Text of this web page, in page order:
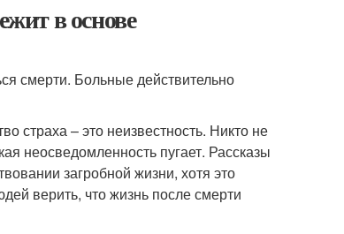
в основе
смерти. Больные действительно
страха – это неизвестность. Никто не
неосведомленность пугает. Рассказы
загробной жизни, хотя это
верить, что жизнь после смерти